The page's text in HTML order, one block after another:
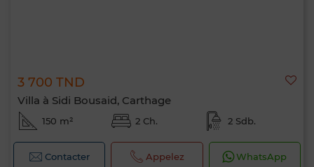
3 700 TND
Villa à Sidi Bousaid, Carthage
150 m² 2 Ch. 2 Sdb.
Contacter Appelez WhatsApp